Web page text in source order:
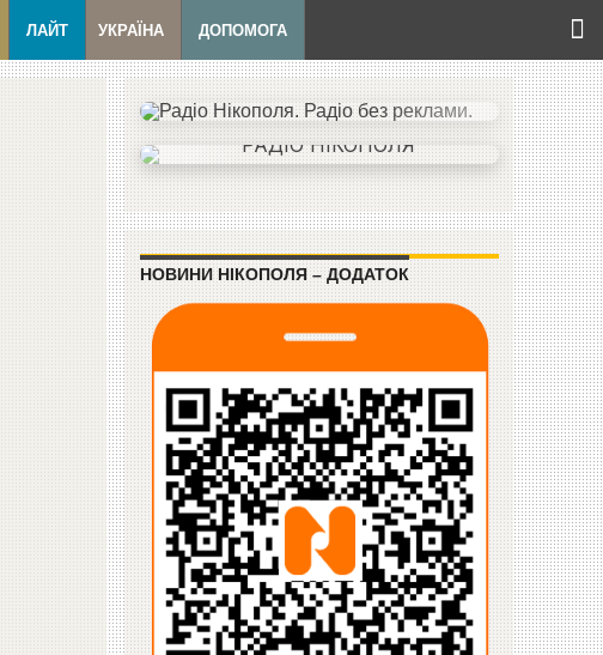
ЛАЙТ УКРАЇНА ДОПОМОГА
НОВИНИ НІКОПОЛЯ – ДОДАТОК